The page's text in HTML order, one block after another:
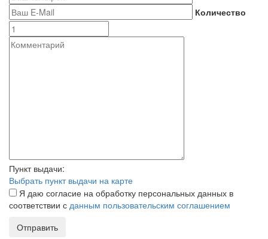
Количество
Пункт выдачи:
Выбрать пункт выдачи на карте
Я даю согласие на обработку персональных данных в
соответствии с данным пользовательским соглашением
Отправить